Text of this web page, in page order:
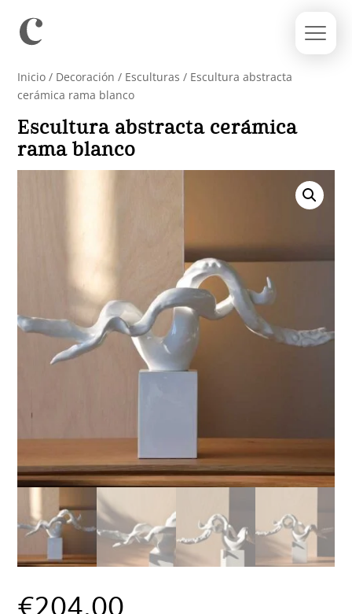
Inicio / Decoración / Esculturas / Escultura abstracta
cerámica rama blanco
Escultura abstracta cerámica
rama blanco
€204.00